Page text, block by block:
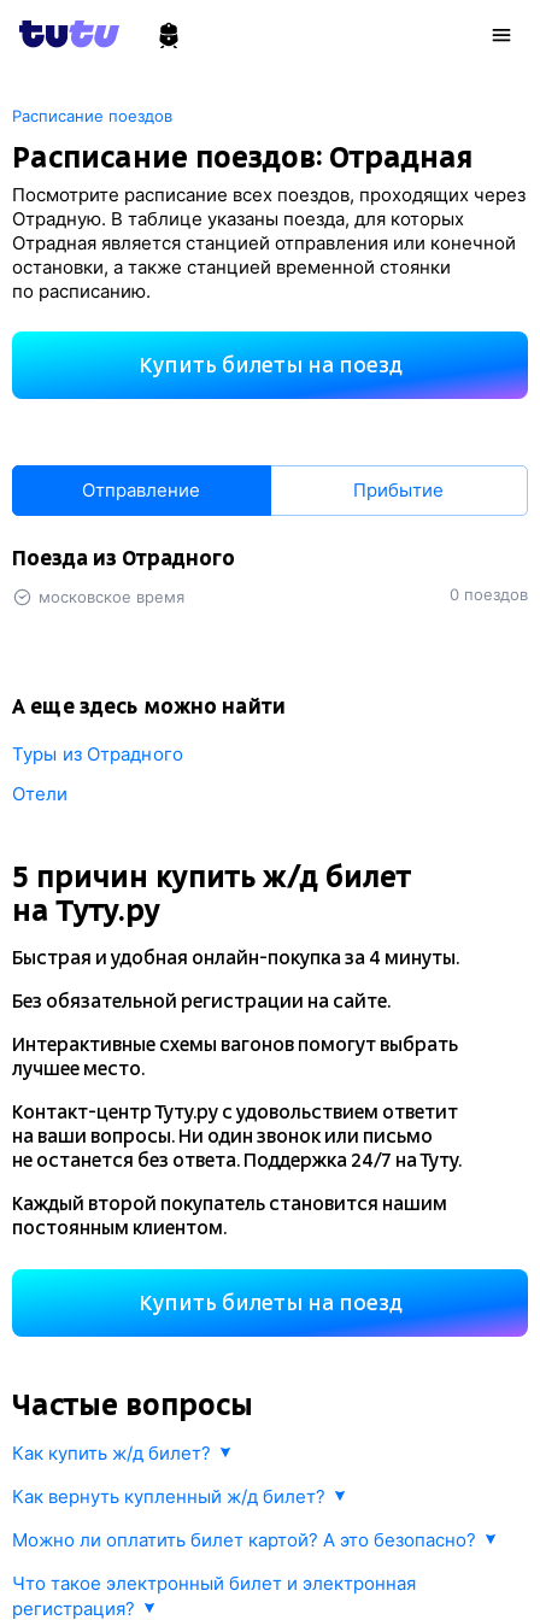
Расписание поездов
Расписание поездов: Отрадная
Посмотрите расписание всех поездов, проходящих через
Отрадную. В таблице указаны поезда, для которых
Отрадная является станцией отправления или конечной
остановки, а также станцией временной стоянки
по расписанию.
Купить билеты на поезд
Отправление Прибытие
Поезда из Отрадного
московское время 0 поездов
А еще здесь можно найти
Туры из Отрадного
Отели
5 причин купить ж/д билет
на Туту.ру
Быстрая и удобная онлайн-покупказа 4 минуты.
Без обязательной регистрации на сайте.
Интерактивные схемы вагонов помогут выбрать
лучшее место.
Контакт-центр Туту.ру с удовольствием ответит
на ваши вопросы. Ни один звонок или письмо
не останется без ответа. Поддержка 24/7 на Туту.
Каждый второй покупатель становится нашим
постоянным клиентом.
Купить билеты на поезд
Частые вопросы
Как купить ж/д билет?
о наличии билетов и их стоимости. Выберите подходящий поезд
и места. Оплатите билет одним из предложенных способов.
Информация об оплате будет моментально передана в РЖД
и Ваш билет будет оформлен.
Как вернуть купленный ж/д билет?
в соответствии с правилами РЖД.
Возврат осуществляется прямо в личном кабинете Туту.ру или
в железнодорожных кассах.
Можно ли оплатить билет картой? А это безопасно?
процессингового центра Gateline.net. Все данные передаются
Что такое электронный билет и электронная
регистрация?